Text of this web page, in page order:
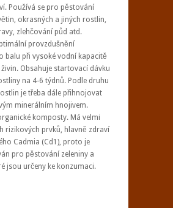
Používá se pro pěstování
okrasných a jiných rostlin,
zlehčování půd atd.
provzdušnění
balu při vysoké vodní kapacitě
Obsahuje startovací dávku
na 4-6 týdnů. Podle druhu
je třeba dále přihnojovat
minerálním hnojivem.
komposty. Má velmi
rizikových prvků, hlavně zdraví
Cadmia (Cd1), proto je
pro pěstování zeleniny a
jsou určeny ke konzumaci.